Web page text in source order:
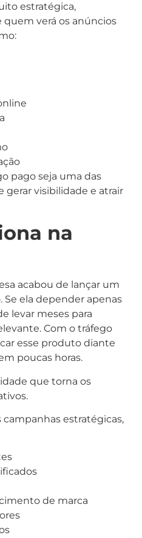
estratégica,
verá os anúncios
pago seja uma das
gerar visibilidade e atrair
na
acabou de lançar um
ela depender apenas
levar meses para
Com o tráfego
esse produto diante
poucas horas.
que torna os
estratégicas,
de marca